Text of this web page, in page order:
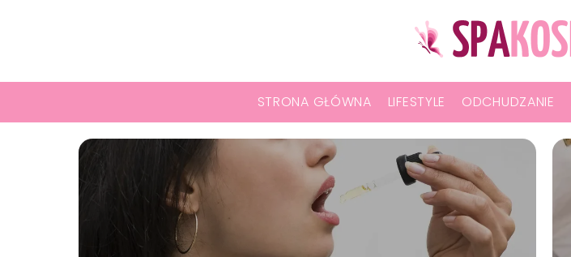
STRONA GŁÓWNA LIFESTYLE ODCHUDZANIE